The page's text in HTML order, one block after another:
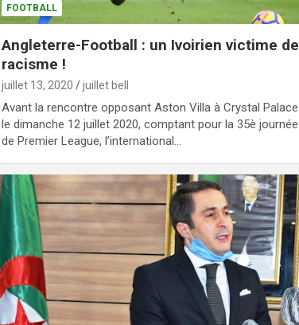
FOOTBALL
Angleterre-Football : un Ivoirien victime de
racisme !
juillet 13, 2020 juillet bell
Avant la rencontre opposant Aston Villa à Crystal Palace
le dimanche 12 juillet 2020, comptant pour la 35è journée
de Premier League, l’international…